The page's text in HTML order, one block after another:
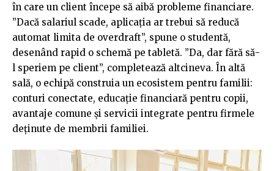
în care un client începe să aibă probleme financiare.
”Dacă salariul scade, aplicația ar trebui să reducă
automat limita de overdraft”, spune o studentă,
desenând rapid o schemă pe tabletă. ”Da, dar fără să-
l speriem pe client”, completează altcineva. În altă
sală, o echipă construia un ecosistem pentru familii:
conturi conectate, educație financiară pentru copii,
avantaje comune și servicii integrate pentru firmele
deținute de membrii familiei.